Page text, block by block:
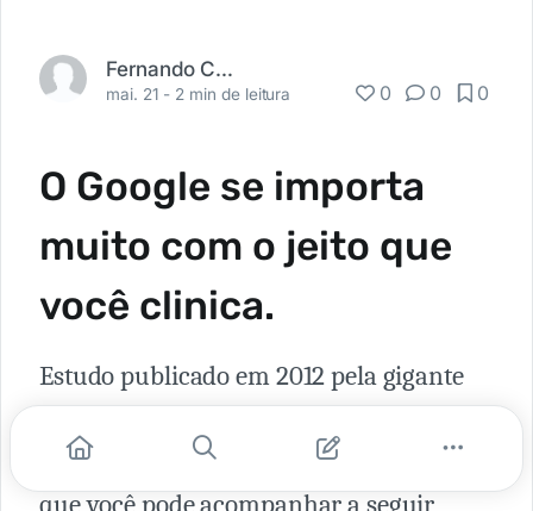
Fernando Carbonieri
mai. 21 - 2 min de leitura 0 0 0
O Google se importa
muito com o jeito que
você clinica.
Estudo publicado em 2012 pela gigante
da Google no mercado médico. O estudo